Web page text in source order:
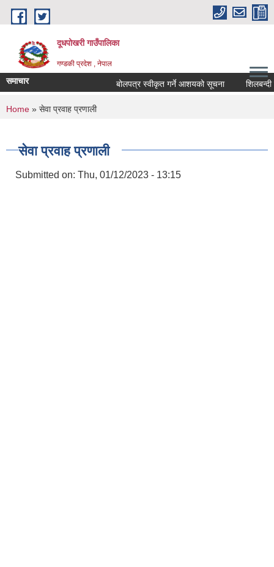
Skip to main content
दूधपोखरी गाउँपालिका
गण्डकी प्रदेश , नेपाल
समाचार बोलपत्र स्वीकृत गर्ने आशयको सूचना शिलबन्दी
You are here
Home » सेवा प्रवाह प्रणाली
सेवा प्रवाह प्रणाली
Submitted on: Thu, 01/12/2023 - 13:15